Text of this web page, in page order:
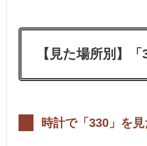
【見た場所別】
時計で「330」を